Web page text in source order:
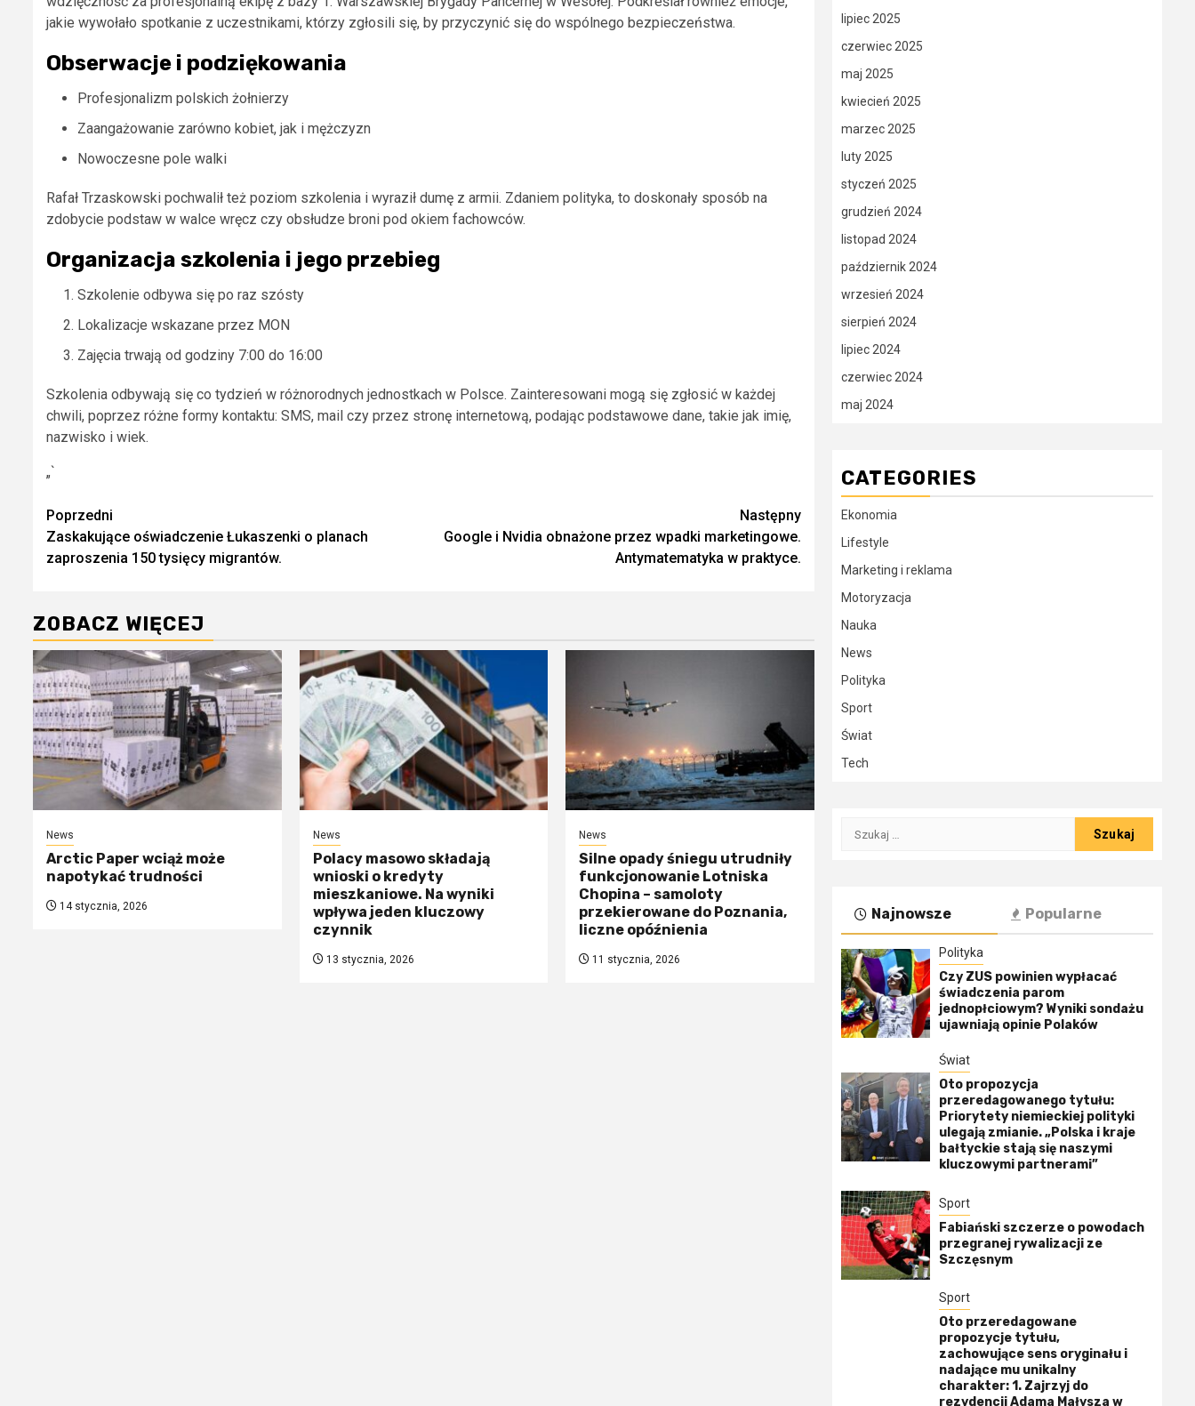
jakie wywołało spotkanie z uczestnikami, którzy zgłosili się, by przyczynić się do wspólnego bezpieczeństwa.
Obserwacje i podziękowania
Profesjonalizm polskich żołnierzy
Zaangażowanie zarówno kobiet, jak i mężczyzn
Nowoczesne pole walki
Rafał Trzaskowski pochwalił też poziom szkolenia i wyraził dumę z armii. Zdaniem polityka, to doskonały sposób na
zdobycie podstaw w walce wręcz czy obsłudze broni pod okiem fachowców.
Organizacja szkolenia i jego przebieg
Szkolenie odbywa się po raz szósty
Lokalizacje wskazane przez MON
Zajęcia trwają od godziny 7:00 do 16:00
Szkolenia odbywają się co tydzień w różnorodnych jednostkach w Polsce. Zainteresowani mogą się zgłosić w każdej
chwili, poprzez różne formy kontaktu: SMS, mail czy przez stronę internetową, podając podstawowe dane, takie jak imię,
nazwisko i wiek.
„`
Zobacz
wpisy
Poprzedni
Zaskakujące oświadczenie Łukaszenki o planach
zaproszenia 150 tysięcy migrantów.
Następny
Google i Nvidia obnażone przez wpadki marketingowe.
Antymatematyka w praktyce.
ZOBACZ WIĘCEJ
News
Arctic Paper wciąż może
napotykać trudności
14 stycznia, 2026
News
Polacy masowo składają
wnioski o kredyty
mieszkaniowe. Na wyniki
wpływa jeden kluczowy
czynnik
13 stycznia, 2026
News
Silne opady śniegu utrudniły
funkcjonowanie Lotniska
Chopina – samoloty
przekierowane do Poznania,
liczne opóźnienia
11 stycznia, 2026
lipiec 2025
czerwiec 2025
maj 2025
kwiecień 2025
marzec 2025
luty 2025
styczeń 2025
grudzień 2024
listopad 2024
październik 2024
wrzesień 2024
sierpień 2024
lipiec 2024
czerwiec 2024
maj 2024
CATEGORIES
Ekonomia
Lifestyle
Marketing i reklama
Motoryzacja
Nauka
News
Polityka
Sport
Świat
Tech
Szukaj:
Najnowsze Popularne
Polityka
Czy ZUS powinien wypłacać
świadczenia parom
jednopłciowym? Wyniki sondażu
ujawniają opinie Polaków
Świat
Oto propozycja
przeredagowanego tytułu:
Priorytety niemieckiej polityki
ulegają zmianie. „Polska i kraje
bałtyckie stają się naszymi
kluczowymi partnerami”
Sport
Fabiański szczerze o powodach
przegranej rywalizacji ze
Szczęsnym
Sport
Oto przeredagowane
propozycje tytułu,
zachowujące sens oryginału i
nadające mu unikalny
charakter: 1. Zajrzyj do
rezydencji Adama Małysza w